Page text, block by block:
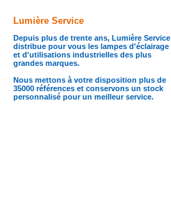
Lumière Service
Depuis plus de trente ans, Lumière Service
distribue pour vous les lampes d'éclairage
et d'utilisations industrielles des plus
grandes marques.
Nous mettons à votre disposition plus de
35000 références et conservons un stock
personnalisé pour un meilleur service.